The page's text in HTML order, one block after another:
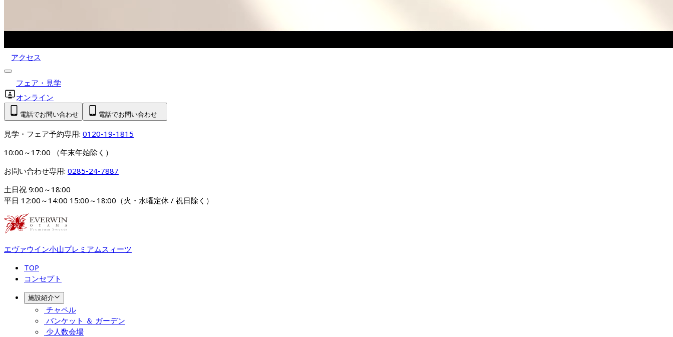
アクセス
フェア・見学
オンライン
電話でお問い合わせ 電話でお問い合わせ
見学・フェア予約専用: 0120-19-1815
10:00～17:00 （年末年始除く）
お問い合わせ専用: 0285-24-7887
土日祝 9:00～18:00
平日 12:00～14:00 15:00～18:00（火・水曜定休 / 祝日除く）
エヴァウイン小山プレミアムスィーツ
TOP
コンセプト
施設紹介
チャペル
バンケット ＆ ガーデン
少人数会場